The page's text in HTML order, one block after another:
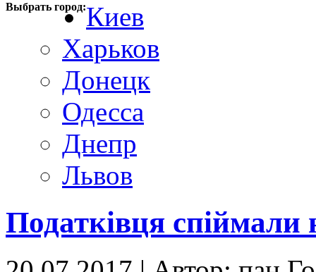
Выбрать город:Киев
Харьков
Донецк
Одесса
Днепр
Львов
Податківця спіймали